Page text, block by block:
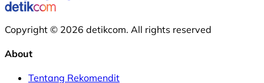
Copyright © 2026 detikcom. All rights reserved
About
Tentang Rekomendit